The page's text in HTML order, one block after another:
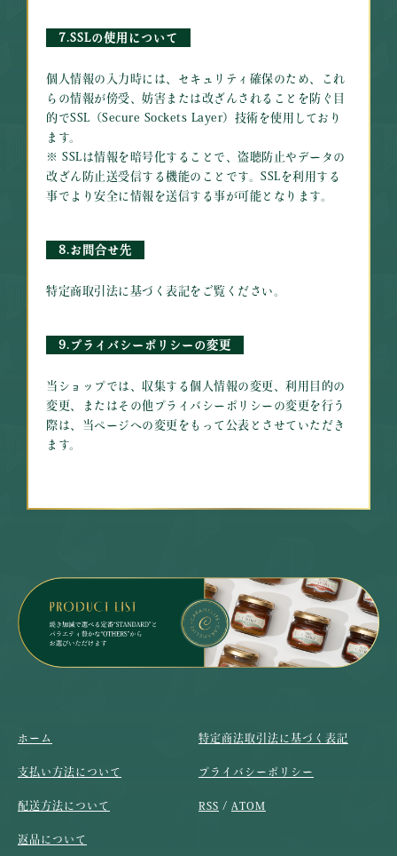
7.SSLの使用について
個人情報の入力時には、セキュリティ確保のため、これ
らの情報が傍受、妨害または改ざんされることを防ぐ目
的でSSL（Secure Sockets Layer）技術を使用しており
ます。
※ SSLは情報を暗号化することで、盗聴防止やデータの
改ざん防止送受信する機能のことです。SSLを利用する
事でより安全に情報を送信する事が可能となります。
8.お問合せ先
特定商取引法に基づく表記をご覧ください。
9.プライバシーポリシーの変更
当ショップでは、収集する個人情報の変更、利用目的の
変更、またはその他プライバシーポリシーの変更を行う
際は、当ページへの変更をもって公表とさせていただき
ます。
ホーム
支払い方法について
配送方法について
返品について
特定商法取引法に基づく表記
プライバシーポリシー
RSS / ATOM